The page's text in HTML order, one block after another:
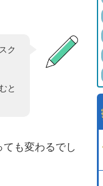
ク
と
も変わるでし